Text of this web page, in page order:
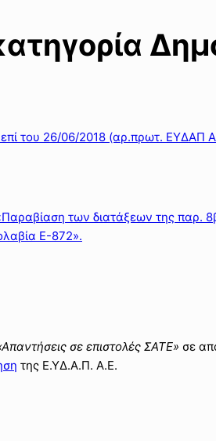
του 26/06/2018 (αρ.πρωτ. ΕΥΔΑΠ
των διατάξεων της παρ.
Ε-872».
σε επιστολές ΣΑΤΕ» σε
της Ε.ΥΔ.Α.Π. Α.Ε.